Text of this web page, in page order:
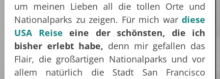
um meinen Lieben all die tollen Orte und
Nationalparks zu zeigen. Für mich war diese
USA Reise eine der schönsten, die ich
bisher erlebt habe, denn mir gefallen das
Flair, die großartigen Nationalparks und vor
allem natürlich die Stadt San Francisco